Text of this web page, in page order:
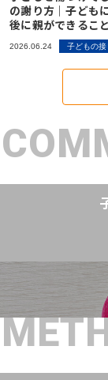
の謝り方｜子ども
後に親ができること
2026.06.24 子どもの接